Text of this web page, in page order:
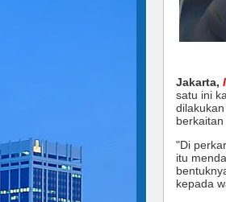
Jakarta,
satu ini
"Di
itu
kepada